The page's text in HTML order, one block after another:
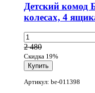
Детский комод
колесах, 4
2 480
Скидка 19%
Артикул: be-011398